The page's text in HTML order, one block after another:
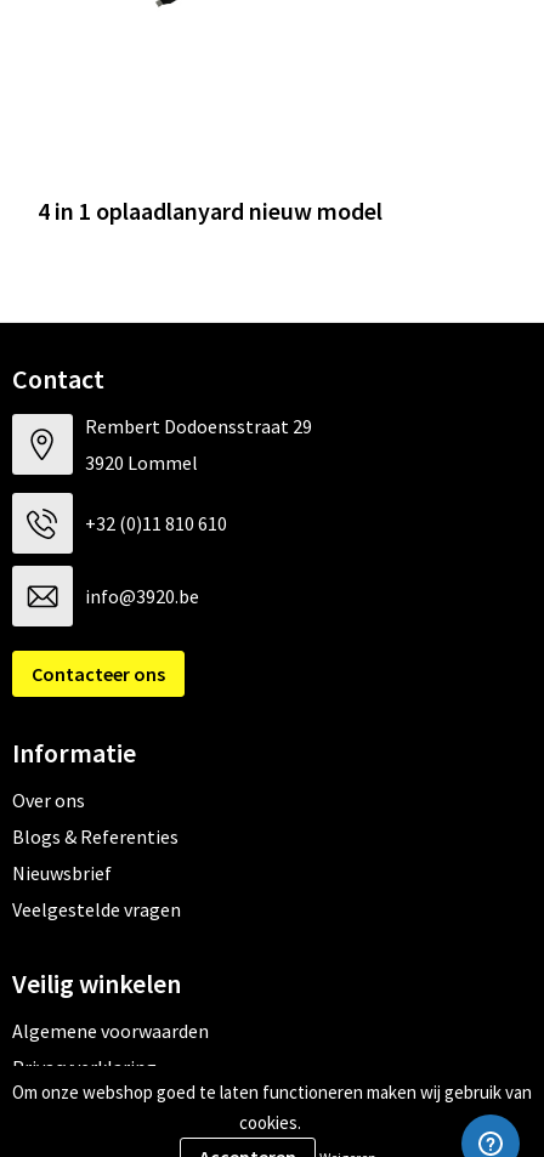
4 in 1 oplaadlanyard nieuw model
Contact
Rembert Dodoensstraat 29
3920 Lommel
+32 (0)11 810 610
info@3920.be
Contacteer ons
Informatie
Over ons
Blogs & Referenties
Nieuwsbrief
Veelgestelde vragen
Veilig winkelen
Algemene voorwaarden
Privacyverklaring
Cookiebeleid
Om onze webshop goed te laten functioneren maken wij gebruik van
cookies.